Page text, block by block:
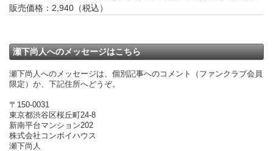
販売価格：2,940（税込）
瀬下尚人へのメッセージはこちら
瀬下尚人へのメッセージは、個別記事へのコメント（ファンクラブ会員
限定）か、下記住所へどうぞ。
〒150-0031
東京都渋谷区桜丘町24-8
新南平台マンション202
株式会社コンボイハウス
瀬下尚人